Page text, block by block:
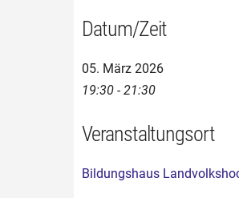
Datum/Zeit
05. März 2026
19:30 - 21:30
Veranstaltungsort
Bildungshaus